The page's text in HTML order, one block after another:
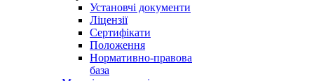
Установчі документи
Ліцензії
Сертифікати
Положення
Нормативно-правова
база